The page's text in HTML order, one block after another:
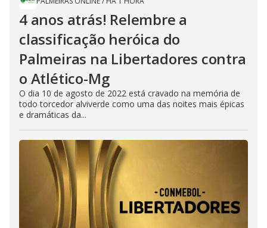
4 anos atrás! Relembre a
classificação heróica do
Palmeiras na Libertadores contra
o Atlético-Mg
O dia 10 de agosto de 2022 está cravado na memória de
todo torcedor alviverde como uma das noites mais épicas
e dramáticas da...